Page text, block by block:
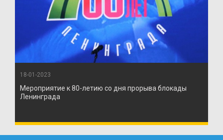
18-01-2023
Мероприятие к 80-летию со дня прорыва блокады
Ленинграда